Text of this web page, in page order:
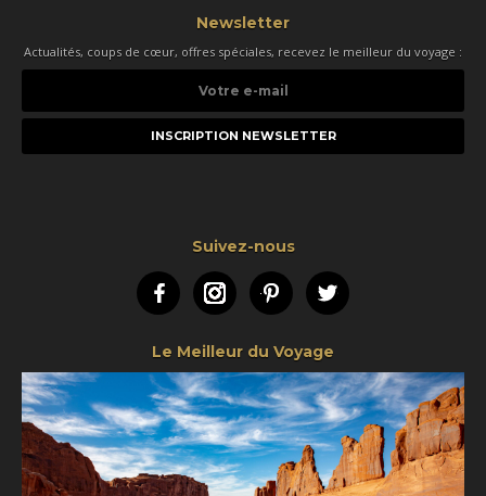
Newsletter
Actualités, coups de cœur, offres spéciales, recevez le meilleur du voyage :
e-
Suivez-nous
FacebookInstagramPinterestTwitter
Le Meilleur du Voyage